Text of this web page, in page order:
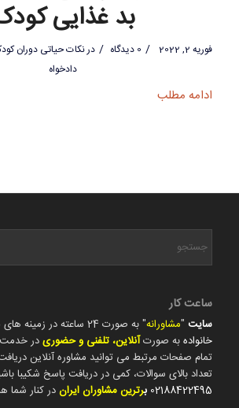
بد غذایی
فوریه 2, 2022 / 0 دیدگاه / درنکات حیاتی دوران
دادخواه
ادامه مطلب
ساعت کار
سایت"مشاورانه" به صورت 24 ساعته در زمینه های
خانوادهبه صورتآنلاین، تلفنی و حضوریدر
تمام صفحات مرتبط می توانید مشاوره آنلاین
تعداد بالای سوالات، کمی در دریافت پاسخ شکیبا
02188422495 برترین مشاوران ایراندر کنار شما